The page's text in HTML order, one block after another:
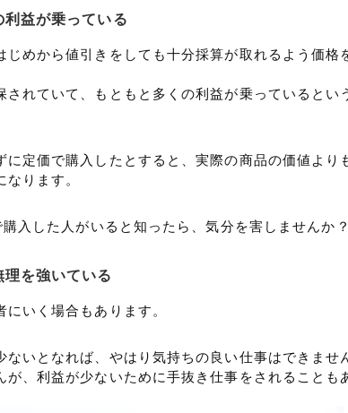
益が乗っている
めから値引きをしても十分採算が取れるよう価格
されていて、もともと多くの利益が乗っているとい
に定価で購入したとすると、実際の商品の価値より
ります。
入した人がいると知ったら、気分を害しませんか？
を強いている
いく場合もあります。
いとなれば、やはり気持ちの良い仕事はできませ
、利益が少ないために手抜き仕事をされることも